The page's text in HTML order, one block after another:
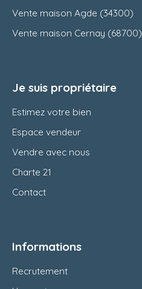
Vente maison Agde (34300)
Vente maison Cernay (68700)
Je suis propriétaire
Estimez votre bien
Espace vendeur
Vendre avec nous
Charte 21
Contact
Informations
Recrutement